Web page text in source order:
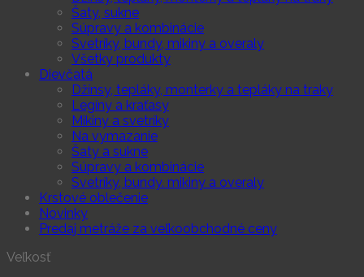
Šaty, sukne
Súpravy a kombinácie
Svetríky, bundy, mikiny a overaly
Všetky produkty
Dievčatá
Džínsy, tepláky, monterky a tepláky na traky
Legíny a kraťasy
Mikiny a svetríky
Na vymazanie
Šaty a sukne
Súpravy a kombinácie
Svetríky, bundy. mikiny a overaly
Krstové oblečenie
Novinky
Predaj metráže za veľkoobchodné ceny
Veľkosť